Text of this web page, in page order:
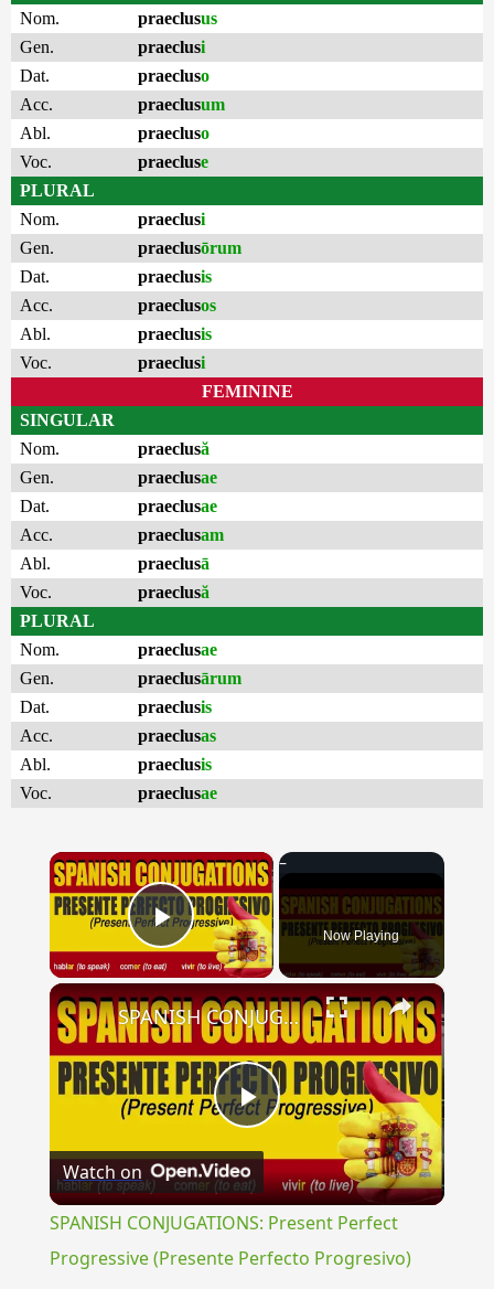
Nom.
praeclusus
Gen.
praeclusi
Dat.
praecluso
Acc.
praeclusum
Abl.
praecluso
Voc.
praecluse
PLURAL
Nom.
praeclusi
Gen.
praeclusōrum
Dat.
praeclusis
Acc.
praeclusos
Abl.
praeclusis
Voc.
praeclusi
FEMININE
SINGULAR
Nom.
praeclusă
Gen.
praeclusae
Dat.
praeclusae
Acc.
praeclusam
Abl.
praeclusā
Voc.
praeclusă
PLURAL
Nom.
praeclusae
Gen.
praeclusārum
Dat.
praeclusis
Acc.
praeclusas
Abl.
praeclusis
Voc.
praeclusae
×
Play Video Now Playing
×
Play
Video
SPANISH CONJUGATIONS: Present Perfect Progressive (Presente Perfecto Progresivo)
Watch on
SPANISH CONJUGATIONS: Present Perfect
Progressive (Presente Perfecto Progresivo)